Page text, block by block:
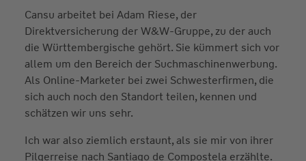
Cansu arbeitet bei Adam Riese, der
Direktversicherung der W&W-Gruppe, zu der auch
die Württembergische gehört. Sie kümmert sich vor
allem um den Bereich der Suchmaschinenwerbung.
Als Online-Marketer bei zwei Schwesterfirmen, die
sich auch noch den Standort teilen, kennen und
schätzen wir uns sehr.
Ich war also ziemlich erstaunt, als sie mir von ihrer
Pilgerreise nach Santiago de Compostela erzählte.